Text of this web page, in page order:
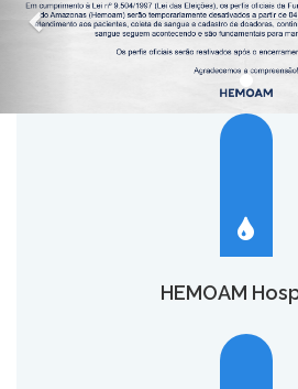
HEMOAM
O HEMOAM Hospital vai aumentar